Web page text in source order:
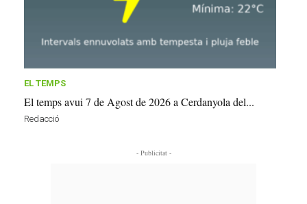
EL TEMPS
El temps avui 7 de Agost de 2026 a Cerdanyola del...
Redacció
- Publicitat -